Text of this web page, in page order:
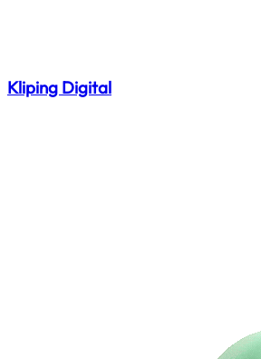
Kliping Digital